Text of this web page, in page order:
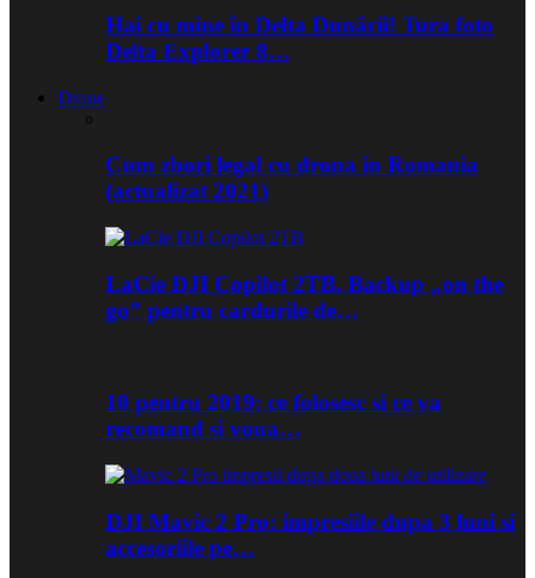
Hai cu mine în Delta Dunării! Tura foto
Delta Explorer 8…
Drone
Cum zbori legal cu drona in Romania
(actualizat 2021)
LaCie DJI Copilot 2TB. Backup „on the
go” pentru cardurile de…
10 pentru 2019: ce folosesc si ce va
recomand si voua…
DJI Mavic 2 Pro: impresiile dupa 3 luni si
accesoriile pe…